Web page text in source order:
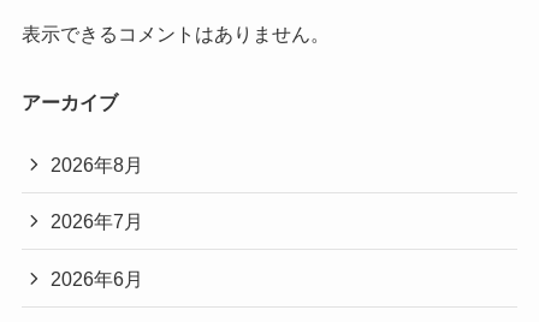
表示できるコメントはありません。
アーカイブ
2026年8月
2026年7月
2026年6月